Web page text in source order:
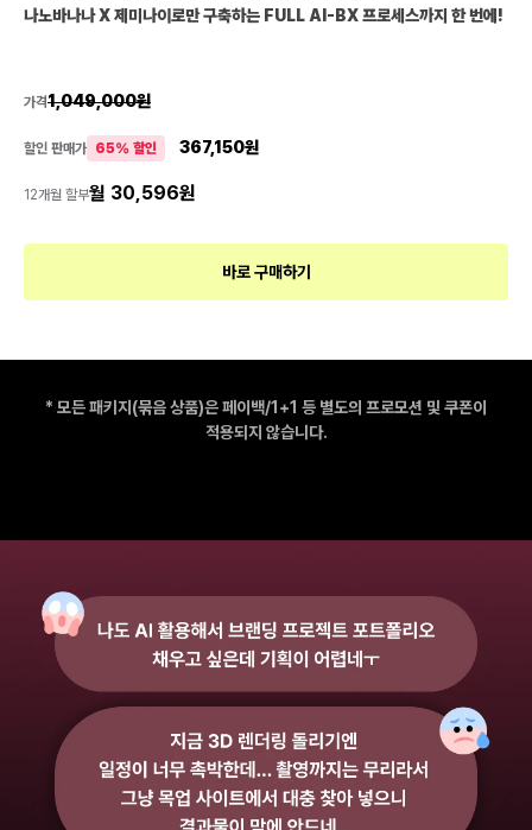
나노바나나 X 제미나이로만 구축하는 FULL AI-BX 프로세스까지 한 번에!
가격1,049,000원
할인 판매가 65% 할인 367,150원
12개월 할부월 30,596원
바로 구매하기
* 모든 패키지(묶음 상품)은 페이백/1+1 등 별도의 프로모션 및 쿠폰이
적용되지 않습니다.